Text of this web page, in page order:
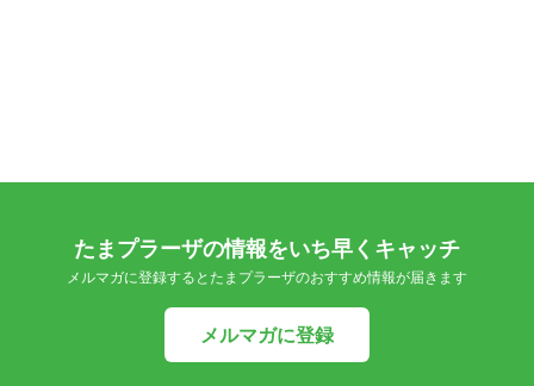
たまプラーザの情報をいち早くキャッチ
メルマガに登録するとたまプラーザのおすすめ情報が届きます
メルマガに登録